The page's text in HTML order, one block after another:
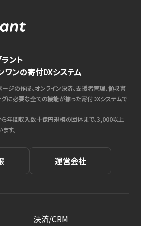
ント
ワンの寄付DXシステム
ージの作成、オンライン決済、支援者管理、領収書
グに必要な全ての機能が揃った寄付DXシステムで
年間収入数十億円規模の団体まで、3,000以上
す。
運営会社
決済/CRM